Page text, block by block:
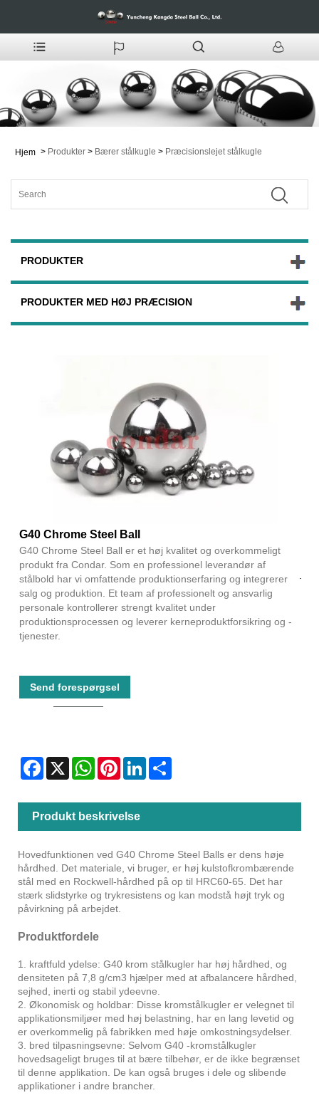
Hjem > Produkter > Bærer stålkugle > Præcisionslejet stålkugle
PRODUKTER
PRODUKTER MED HØJ PRÆCISION
G40 Chrome Steel Ball
G40 Chrome Steel Ball er et høj kvalitet og overkommeligt
produkt fra Condar. Som en professionel leverandør af
stålbold har vi omfattende produktionserfaring og integrerer
salg og produktion. Et team af professionelt og ansvarlig
personale kontrollerer strengt kvalitet under
produktionsprocessen og leverer kerneproduktforsikring og -
tjenester.
Send forespørgsel
Facebook
X WhatsAppPinterestLinkedIn
Produkt beskrivelse
Hovedfunktionen ved G40 Chrome Steel Balls er dens høje
hårdhed. Det materiale, vi bruger, er høj kulstofkrombærende
stål med en Rockwell-hårdhed på op til HRC60-65. Det har
stærk slidstyrke og trykresistens og kan modstå højt tryk og
påvirkning på arbejdet.
Produktfordele
1. kraftfuld ydelse: G40 krom stålkugler har høj hårdhed, og
densiteten på 7,8 g/cm3 hjælper med at afbalancere hårdhed,
sejhed, inerti og stabil ydeevne.
2. Økonomisk og holdbar: Disse kromstålkugler er velegnet til
applikationsmiljøer med høj belastning, har en lang levetid og
er overkommelig på fabrikken med høje omkostningsydelser.
3. bred tilpasningsevne: Selvom G40 -kromstålkugler
hovedsageligt bruges til at bære tilbehør, er de ikke begrænset
til denne applikation. De kan også bruges i dele og slibende
applikationer i andre brancher.